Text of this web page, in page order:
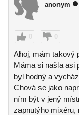
anonym
0 0
Ahoj, mám takový
Máma si našla asi
byl hodný a
Chová se jako
ním být v jený
zapnutýho